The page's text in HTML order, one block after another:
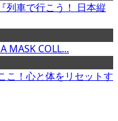
列車で行こう！ 日本縦
MASK COLL...
こ！心と体をリセットす